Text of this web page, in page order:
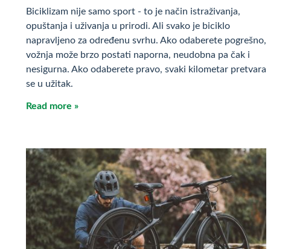
Biciklizam nije samo sport - to je način istraživanja,
opuštanja i uživanja u prirodi. Ali svako je biciklo
napravljeno za određenu svrhu. Ako odaberete pogrešno,
vožnja može brzo postati naporna, neudobna pa čak i
nesigurna. Ako odaberete pravo, svaki kilometar pretvara
se u užitak.
Read more »